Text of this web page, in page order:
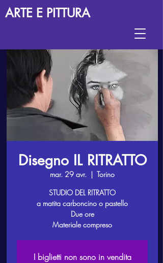
ARTE E PITTURA
Disegno IL RITRATTO
mar. 29 avr.
  |
Torino
STUDIO DEL RITRATTO
a matita carboncino o pastello
Due ore
Materiale compreso
I biglietti non sono in vendita